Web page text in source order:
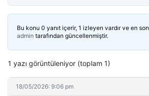
Bu konu 0 yanıt içerir, 1 izleyen vardır ve en son
admin tarafından güncellenmiştir.
1 yazı görüntüleniyor (toplam 1)
18/05/2026: 9:06 pm